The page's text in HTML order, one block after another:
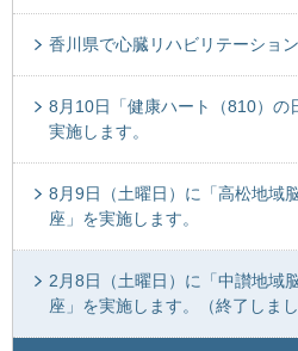
香川県で心臓リハビリテーショ
8月10日「健康ハート（810）の
実施します。
8月9日（土曜日）に「高松地域
座」を実施します。
2月8日（土曜日）に「中讃地域
座」を実施します。（終了しまし